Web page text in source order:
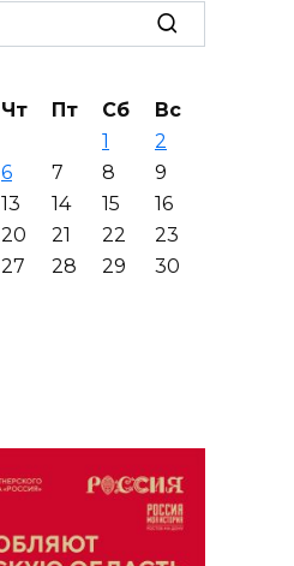
Чт Пт Сб
Вс
1
2
6 7 8
9
13 14 15
16
20 21 22
23
27 28 29
30